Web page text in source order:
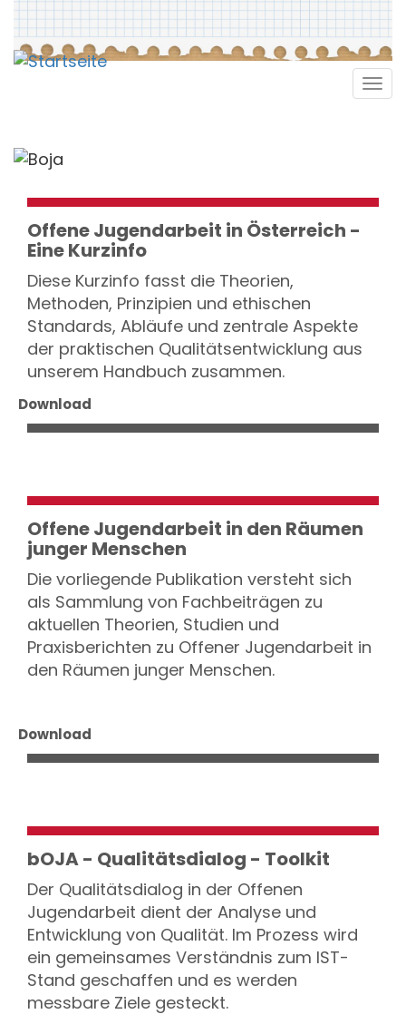
Direkt
zum
Inhalt
Offene Jugendarbeit in Österreich -
Eine Kurzinfo
Diese Kurzinfo fasst die Theorien,
Methoden, Prinzipien und ethischen
Standards, Abläufe und zentrale Aspekte
der praktischen Qualitätsentwicklung aus
unserem Handbuch zusammen.
Download
Offene Jugendarbeit in den Räumen
junger Menschen
Die vorliegende Publikation versteht sich
als Sammlung von Fachbeiträgen zu
aktuellen Theorien, Studien und
Praxisberichten zu Offener Jugendarbeit in
den Räumen junger Menschen.
Download
bOJA - Qualitätsdialog - Toolkit
Der Qualitätsdialog in der Offenen
Jugendarbeit dient der Analyse und
Entwicklung von Qualität. Im Prozess wird
ein gemeinsames Verständnis zum IST-
Stand geschaffen und es werden
messbare Ziele gesteckt.